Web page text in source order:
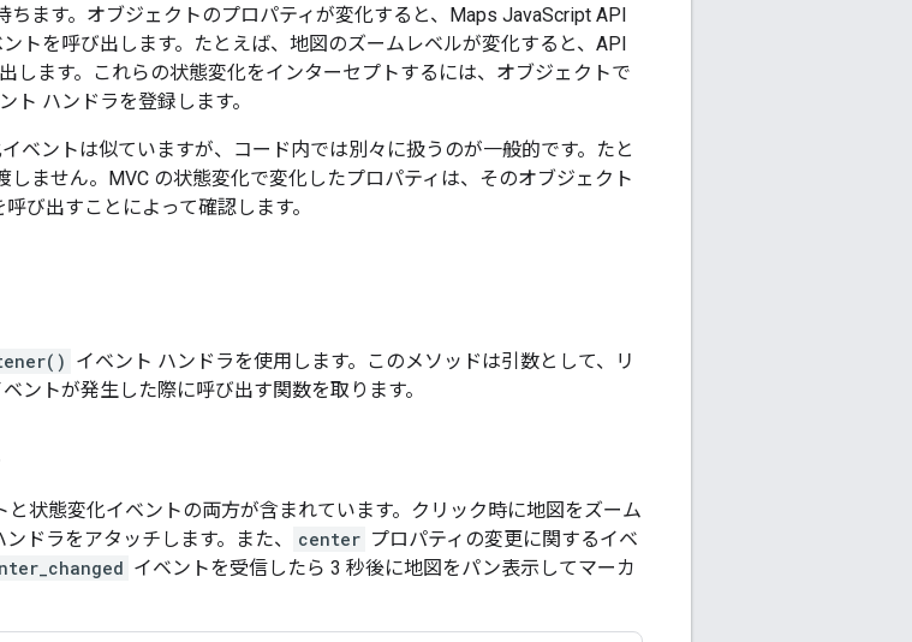
ちます。オブジェクトのプロパティが変化すると、Maps JavaScript API
トを呼び出します。たとえば、地図のズームレベルが変化すると、API
します。これらの状態変化をインターセプトするには、オブジェクトで
ト ハンドラを登録します。
ベントは似ていますが、コード内では別々に扱うのが一般的です。たと
しません。MVC の状態変化で変化したプロパティは、そのオブジェクト
び出すことによって確認します。
イベント ハンドラを使用します。このメソッドは引数として、リ
ントが発生した際に呼び出す関数を取ります。
状態変化イベントの両方が含まれています。クリック時に地図をズーム
ドラをアタッチします。また、
center プロパティの変更に関するイベ
イベントを受信したら 3 秒後に地図をパン表示してマーカ